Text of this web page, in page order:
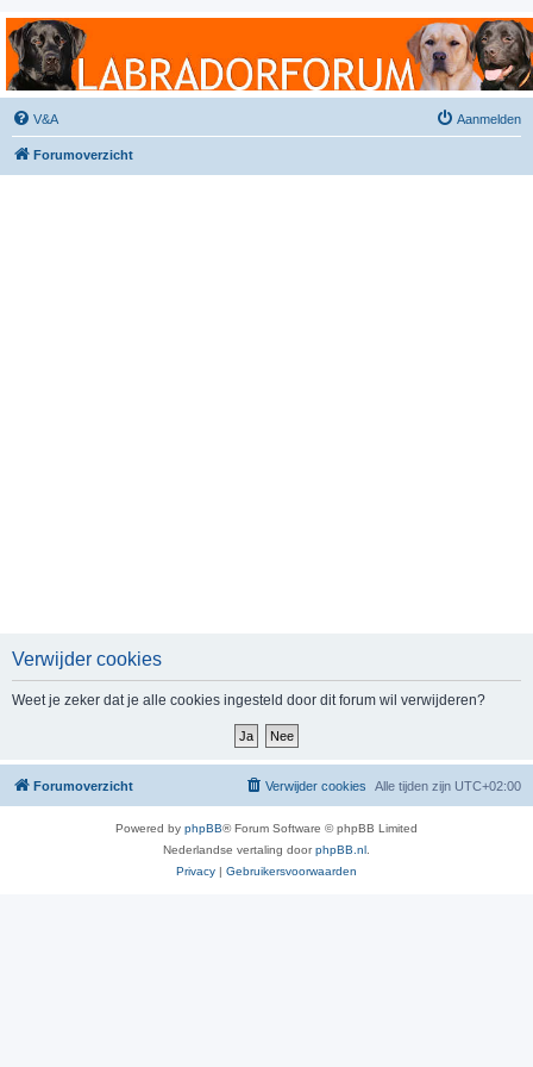
Labradorforum
Het gezelligste Labradorforum van Nederland en België!
V&A Aanmelden
Forumoverzicht
Verwijder cookies
Weet je zeker dat je alle cookies ingesteld door dit forum wil verwijderen?
Forumoverzicht Alle tijden zijn UTC+02:00
Verwijder cookies
Powered by phpBB® Forum Software © phpBB Limited
Nederlandse vertaling doorphpBB.nl
Privacy | Gebruikersvoorwaarden